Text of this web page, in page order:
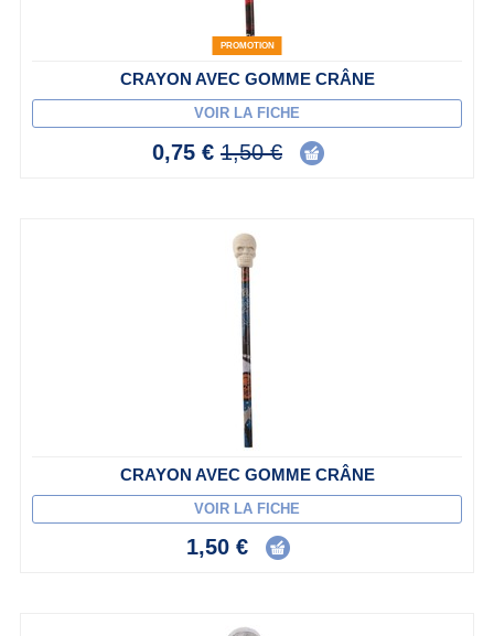
PROMOTION
CRAYON AVEC GOMME CRÂNE
VOIR LA FICHE
0,75 € 1,50 €
CRAYON AVEC GOMME CRÂNE
VOIR LA FICHE
1,50 €